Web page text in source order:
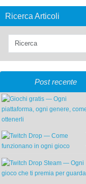
Ricerca Articoli
Post recente